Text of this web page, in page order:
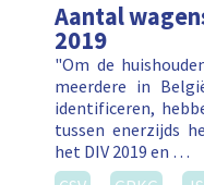
Aantal
2019
"Om de
meerdere in
identificeren,
tussen enerzijds
het DIV 2019 en …